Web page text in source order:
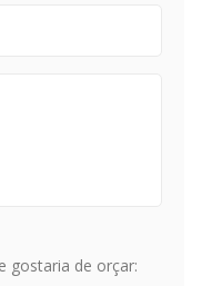
gostaria de orçar: